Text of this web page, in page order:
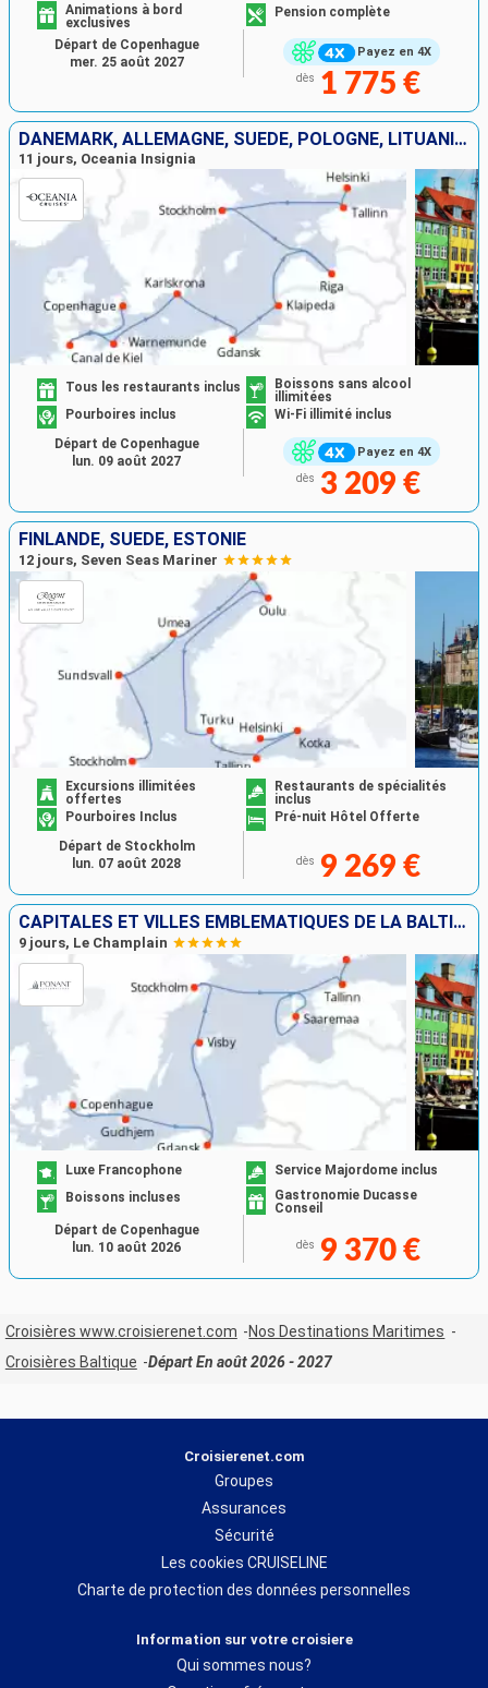
Payez en 4X
Animations à bord
exclusives
Pension complète
dès 1 775 €
Départ de Copenhague
mer. 25 août 2027
DANEMARK, ALLEMAGNE, SUÈDE, POLOGNE, LITUANIE, LETTONIE, ESTONIE, FINLANDE
11 jours, Oceania Insignia
Payez en 4X
Tous les restaurants inclus
Boissons sans alcool
illimitées
Pourboires inclus
Wi-Fi illimité inclus
dès 3 209 €
Départ de Copenhague
lun. 09 août 2027
FINLANDE, SUÈDE, ESTONIE
12 jours, Seven Seas Mariner
Excursions illimitées
offertes
Restaurants de spécialités
inclus
Pourboires Inclus
Pré-nuit Hôtel Offerte
dès 9 269 €
Départ de Stockholm
lun. 07 août 2028
CAPITALES ET VILLES EMBLÉMATIQUES DE LA BALTIQUE
9 jours, Le Champlain
Luxe Francophone
Service Majordome inclus
Boissons incluses
Gastronomie Ducasse
Conseil
dès 9 370 €
Départ de Copenhague
lun. 10 août 2026
Croisières www.croisierenet.com
Nos Destinations Maritimes
Croisières Baltique
Départ En août 2026 - 2027
Croisierenet.com
Groupes
Assurances
Sécurité
Les cookies CRUISELINE
Charte de protection des données personnelles
Information sur votre croisiere
Qui sommes nous?